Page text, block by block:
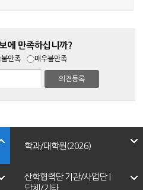
에 만족하십니까?
불만족 매우불만족
학과/대학원(2026)
산학협력단 기관/사업단 |
단체/기타